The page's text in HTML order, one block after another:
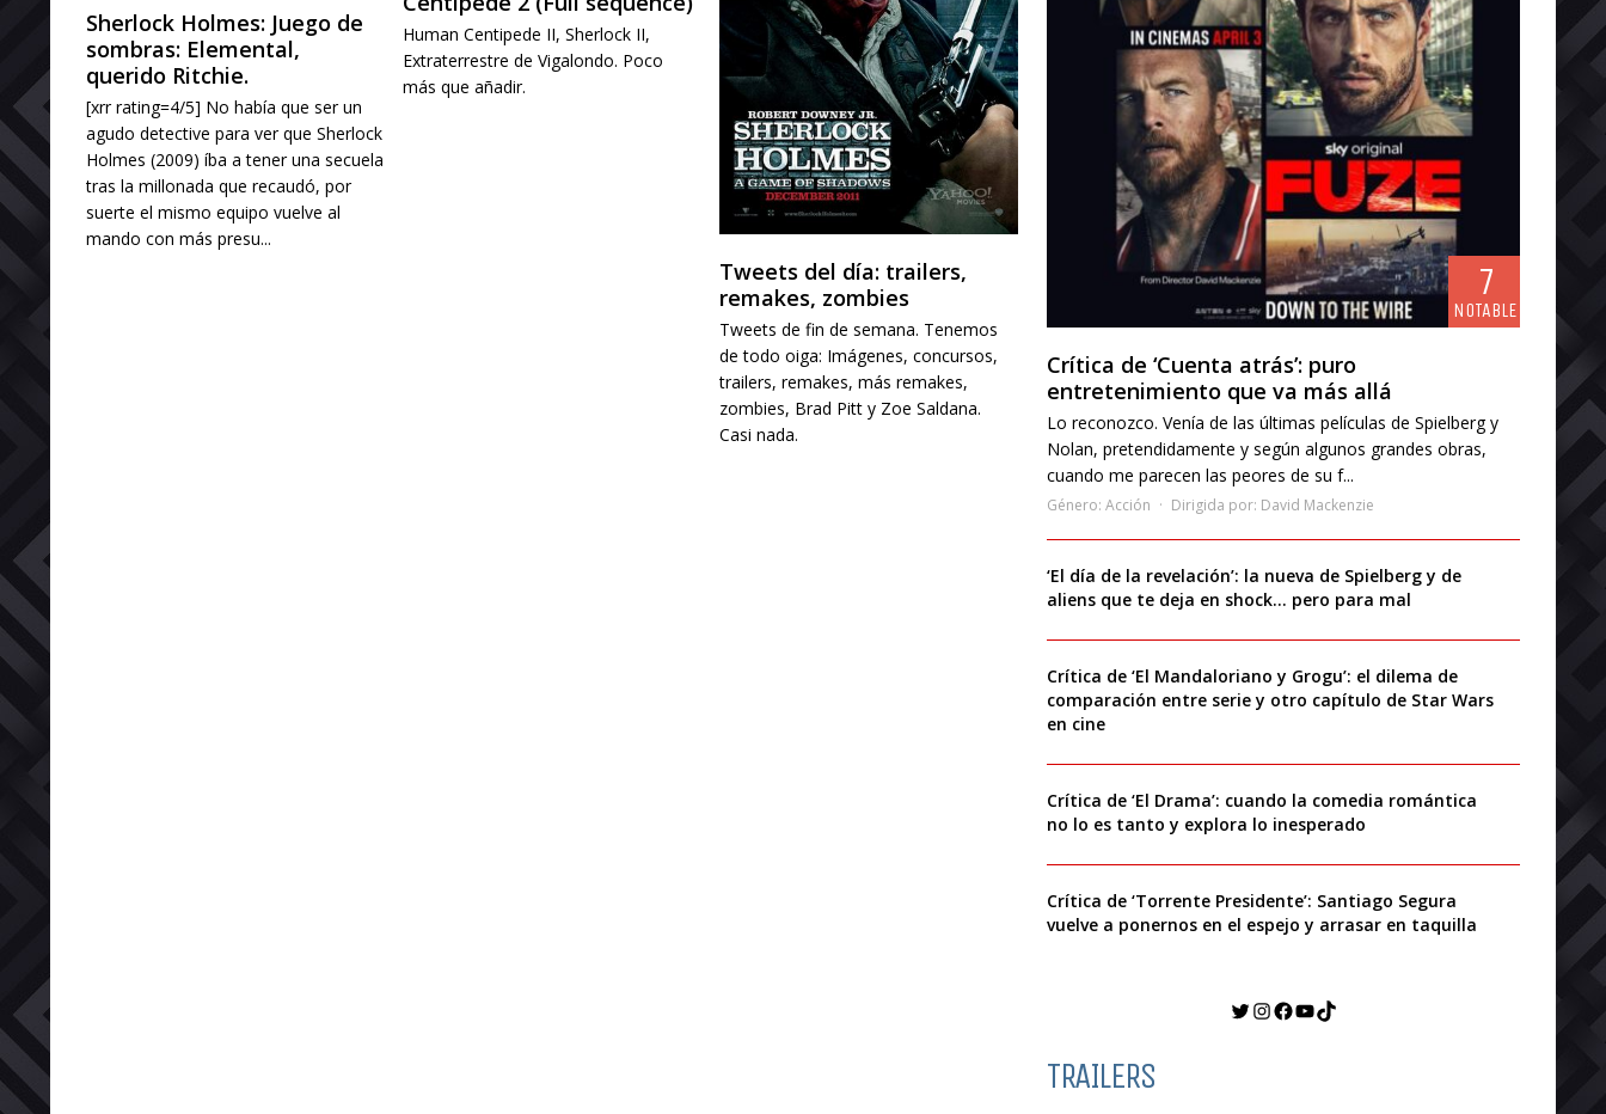
Sherlock Holmes: Juego de
sombras: Elemental,
querido Ritchie.
[xrr rating=4/5] No había que ser un
agudo detective para ver que Sherlock
Holmes (2009) íba a tener una secuela
tras la millonada que recaudó, por
suerte el mismo equipo vuelve al
mando con más presu...
Human Centipede II, Sherlock II,
Extraterrestre de Vigalondo. Poco
más que añadir.
Tweets del día: trailers,
remakes, zombies
Tweets de fin de semana. Tenemos
de todo oiga: Imágenes, concursos,
trailers, remakes, más remakes,
zombies, Brad Pitt y Zoe Saldana.
Casi nada.
7
NOTABLE
Crítica de ‘Cuenta atrás’: puro
entretenimiento que va más allá
Lo reconozco. Venía de las últimas películas de Spielberg y
Nolan, pretendidamente y según algunos grandes obras,
cuando me parecen las peores de su f...
Género: Acción Dirigida por: David Mackenzie
‘El día de la revelación’: la nueva de Spielberg y de
aliens que te deja en shock… pero para mal
Crítica de ‘El Mandaloriano y Grogu’: el dilema de
comparación entre serie y otro capítulo de Star Wars
en cine
Crítica de ‘El Drama’: cuando la comedia romántica
no lo es tanto y explora lo inesperado
Crítica de ‘Torrente Presidente’: Santiago Segura
vuelve a ponernos en el espejo y arrasar en taquilla
Twitter
Instagram
Facebook
YouTube
TikTok
TRAILERS